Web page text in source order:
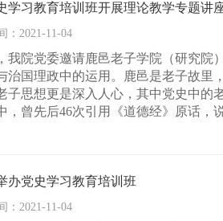
学习教育培训班开展理论教学专题讲
：2021-11-04
我院党委邀请鹿邑老子学院（研究院
治国理政中的运用。鹿邑是老子故里
子思想更是深入人心，其中党史中的
，曾先后46次引用《道德经》原话，
办党史学习教育培训班
：2021-11-04